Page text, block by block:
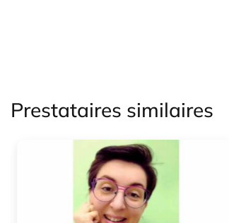
Prestataires similaires